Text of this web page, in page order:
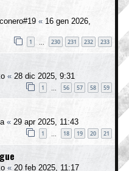
« 16 gen 2026,
1 230 231 232 233
« 28 dic 2025, 9:31
1 56 57 58 59
« 29 apr 2025, 11:43
1 18 19 20 21
« 20 feb 2025, 11:17